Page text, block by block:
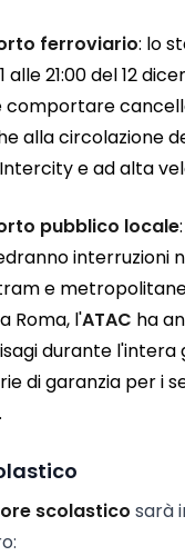
ferroviario: lo
alle 21:00 del 12
alla circolazione
e ad alta
pubblico locale
interruzioni
e
Roma, l'ATAC ha
durante l'intera
di garanzia per i
scolastico sarà